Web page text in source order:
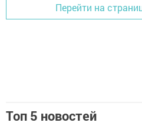
Перейти на
Топ 5 новостей